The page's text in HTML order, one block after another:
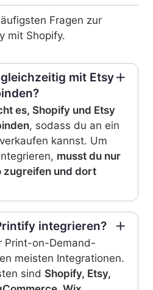
Fragen zur
mit Shopify.
mit Etsy
es, Shopify und Etsy
, sodass du an ein
kannst. Um
musst du nur
zugreifen und dort
integrieren?
Print-on-Demand-
meisten Integrationen.
sind Shopify, Etsy,